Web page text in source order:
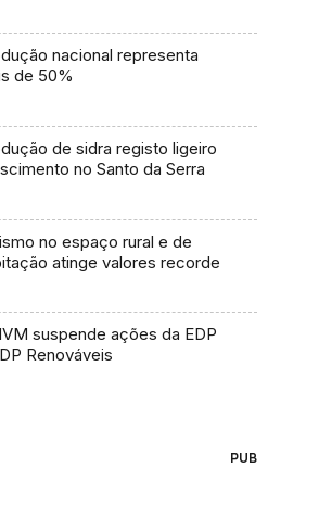
nacional representa
de 50%
de sidra registo ligeiro
no Santo da Serra
no espaço rural e de
atinge valores recorde
suspende ações da EDP
Renováveis
PUB